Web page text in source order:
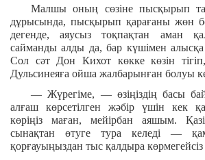
Малшы оның сөзіне пысқырып
дұрысында, пысқырып қарағаны жөн
дегенде, аяусыз тоқпақтан аман
сайманды алды да, бар күшімен алысқа
Сол сәт Дон Кихот көкке көзін
Дульсинеяға ойша жалбарынған болуы
— Жүрегіме, — өзіңіздің басы
алғаш көрсетілген жәбір үшін кек
көріңіз маған, мейірбан аяшым.
сынақтан өтуге тура келеді —
қорғауыңыздан тыс қалдыра